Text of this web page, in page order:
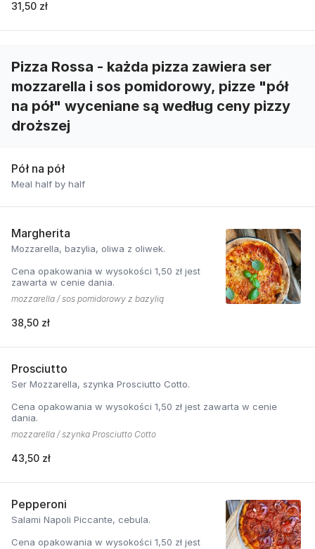
31,50 zł
Pizza Rossa - każda pizza zawiera ser
mozzarella i sos pomidorowy, pizze "pół
na pół" wyceniane są według ceny pizzy
droższej
Pół na pół
Meal half by half
Margherita
Mozzarella, bazylia, oliwa z oliwek.
Cena opakowania w wysokości 1,50 zł jest
zawarta w cenie dania.
mozzarella / sos pomidorowy z bazylią
38,50 zł
Prosciutto
Ser Mozzarella, szynka Prosciutto Cotto.
Cena opakowania w wysokości 1,50 zł jest zawarta w cenie
dania.
mozzarella / szynka Prosciutto Cotto
43,50 zł
Pepperoni
Salami Napoli Piccante, cebula.
Cena opakowania w wysokości 1,50 zł jest